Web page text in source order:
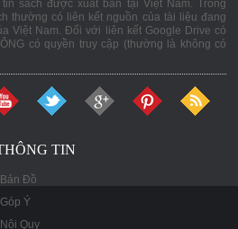
sách được xuất bản tại Việt Nam. Trong
thường có liên kết nguồn của tài liệu đang
Việt Nam. Đối với liên kết Google Drive có
có quyền truy cập (thường là không có
TIN
Bản Đồ
Góp Ý
Nội Quy